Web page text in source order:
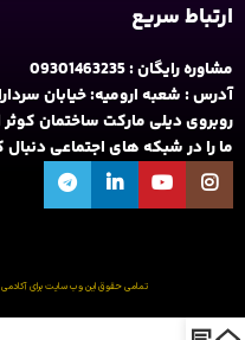
ارتباط سریع
مشاوره رایگان : 09301463235
آدرس : شعبه ارومیه: خیابان
روبروی دیلی مارکت ساختمان کوثر 1 - طبقه2 واحد 4
ما را در شبکه های اجتماعی دنبال
تمامی حقوق این وب سایت برای